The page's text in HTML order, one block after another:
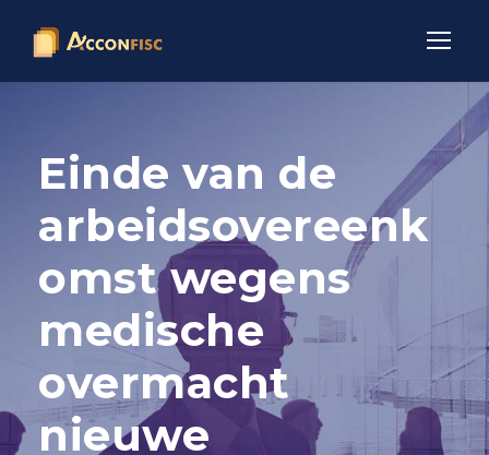
Einde van de
arbeidsovereenk
omst wegens
medische
overmacht
nieuwe